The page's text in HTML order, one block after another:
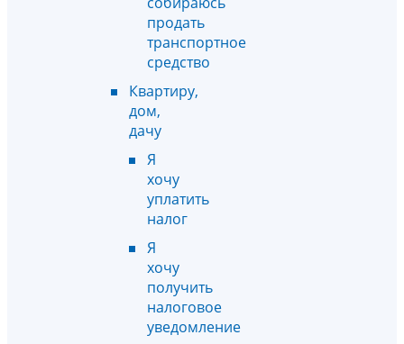
продать
транспортное
средство
Квартиру,
дом,
дачу
Я
хочу
уплатить
налог
Я
хочу
получить
налоговое
уведомление